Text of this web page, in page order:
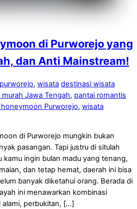
di Purworejo yang
dan Anti Mainstream!
purworejo, wisata destinasi wisata
Jawa Tengah, pantai romantis
Purworejo, wisata
di Purworejo mungkin bukan
pasangan. Tapi justru di situlah
kamu ingin bulan madu yang tenang,
dan tetap hemat, daerah ini bisa
banyak diketahui orang. Berada di
ini menawarkan kombinasi
alami, perbukitan, […]